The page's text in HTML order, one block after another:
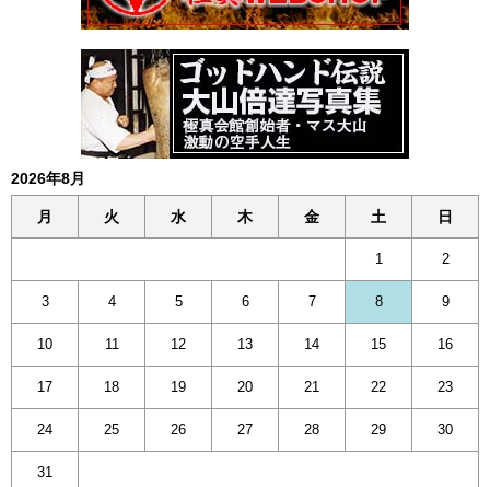
2026年8月
月 火 水 木 金 土 日
1 2
3 4 5 6 7 8 9
10 11 12 13 14 15 16
17 18 19 20 21 22 23
24 25 26 27 28 29 30
31